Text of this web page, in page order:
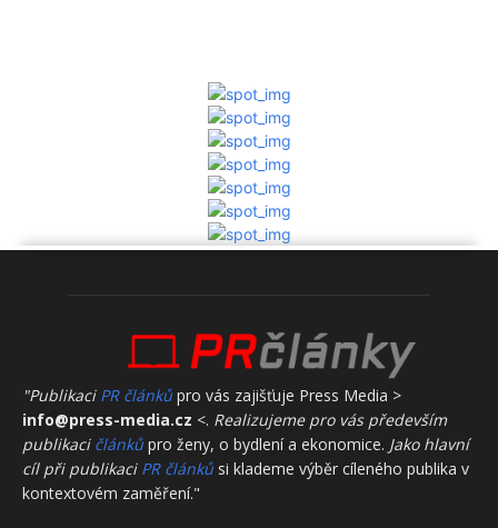
"Publikaci PR článků pro vás zajišťuje Press Media >
info@press-media.cz <. Realizujeme pro vás především
publikaci článků pro ženy, o bydlení a ekonomice. Jako hlavní
cíl při publikaci PR článků si klademe výběr cíleného publika v
kontextovém zaměření."